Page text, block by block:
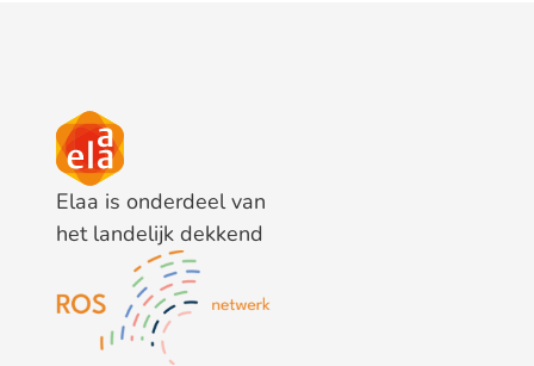
Elaa is onderdeel van
het landelijk dekkend